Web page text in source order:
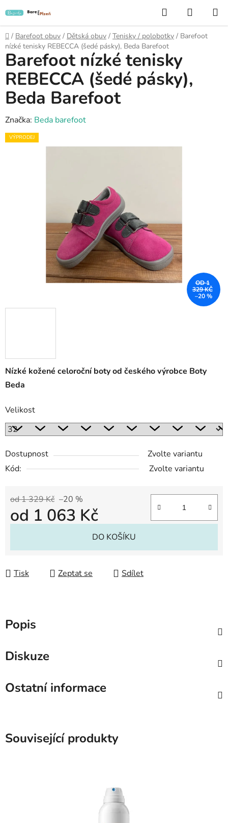
na
obsah
Hledat
KOŠÍK
Domů
/ Barefoot obuv / Dětská obuv / Tenisky / polobotky / Barefoot
nízké tenisky REBECCA (šedé pásky), Beda Barefoot
Nízké kožené celoroční boty od českého výrobce Boty
Beda
Velikost
Dostupnost
Zvolte variantu
Kód:
Zvolte variantu
od 1 329 Kč –20 %
od 1 063 Kč
DO KOŠÍKU
Tisk Zeptat se Sdílet
Barefoot nízké tenisky
REBECCA (šedé pásky),
Beda Barefoot
Značka: Beda barefoot
VÝPRODEJ
OD 1
329 KČ
–20 %
Popis
Diskuze
Ostatní informace
Související produkty